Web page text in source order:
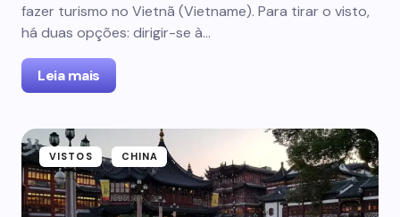
fazer turismo no Vietnã (Vietname). Para tirar o visto,
há duas opções: dirigir-se à…
Leia mais
VISTOS CHINA